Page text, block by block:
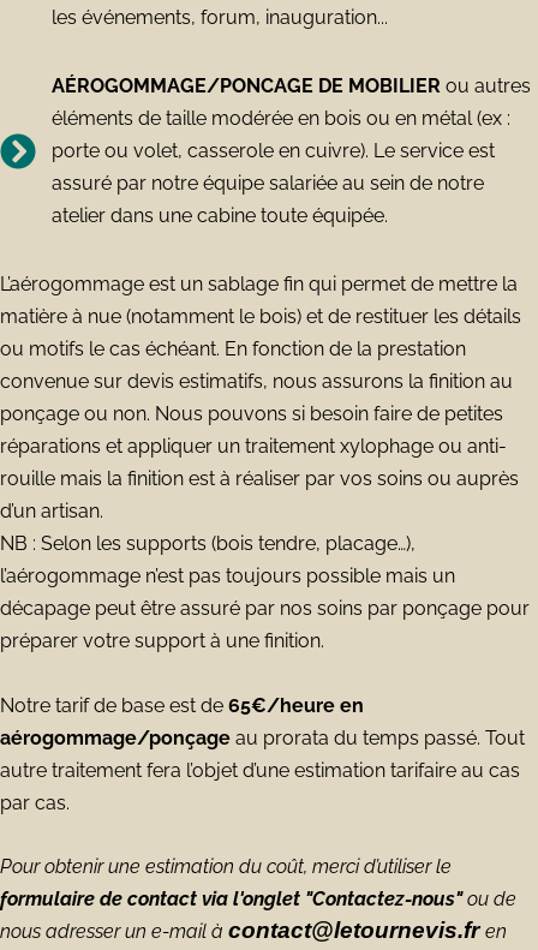
les événements, forum, inauguration...
AÉROGOMMAGE/PONCAGE DE MOBILIERou autres
éléments de taille modérée en bois ou en métal (ex :
porte ou volet, casserole en cuivre). Le service est
assuré par notre équipe salariée au sein de notre
atelier dans une cabine toute équipée.
L’aérogommage est un sablage fin qui permet de mettre la
matière à nue (notamment le bois) et de restituer les détails
ou motifs le cas échéant. En fonction de la prestation
convenue sur devis estimatifs, nous assurons la finition au
ponçage ou non. Nous pouvons si besoin faire de petites
réparations et appliquer un traitement xylophage ou anti-
rouille mais la finition est à réaliser par vos soins ou auprès
d’un artisan.
NB : Selon les supports (bois tendre, placage…),
l’aérogommage n’est pas toujours possible mais un
décapage peut être assuré par nos soins par ponçage pour
préparer votre support à une finition.
Notre tarif de base est de 65€/heure en
aérogommage/ponçage au prorata du temps passé. Tout
autre traitement fera l’objet d’une estimation tarifaire au cas
par cas.
Pour obtenir une estimation du coût, merci d’utiliser le
formulaire de contact via l'onglet "Contactez-nous"ou de
nous adresser un e-mail à contact@letournevis.fren